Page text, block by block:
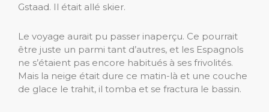
Gstaad. Il était allé skier.
Le voyage aurait pu passer inaperçu. Ce pourrait
être juste un parmi tant d’autres, et les Espagnols
ne s’étaient pas encore habitués à ses frivolités.
Mais la neige était dure ce matin-là et une couche
de glace le trahit, il tomba et se fractura le bassin.